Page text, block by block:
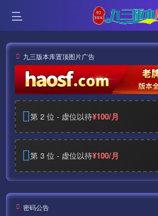
九三版本库置顶图片广告
第 2 位 - 虚位以待¥100/月
第 3 位 - 虚位以待¥100/月
密码公告